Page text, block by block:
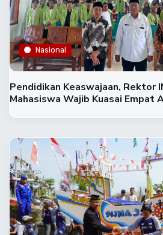
Nasional
Pendidikan Keaswajaan, Rektor
Mahasiswa Wajib Kuasai Empat